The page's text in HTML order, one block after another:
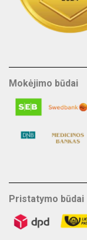
Mokėjimo būdai
Pristatymo būdai